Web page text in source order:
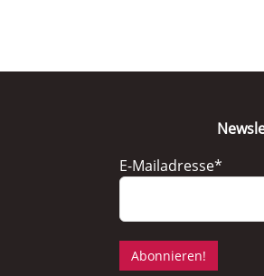
E-Mailadresse*